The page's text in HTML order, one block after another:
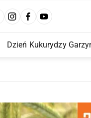
Dzień Kukurydzy